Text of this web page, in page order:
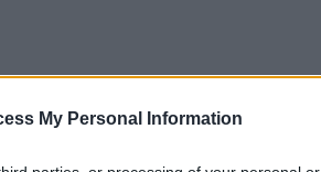
My Personal Information